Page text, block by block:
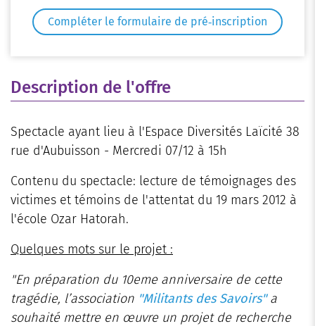
Description de l'offre
Spectacle ayant lieu à l'Espace Diversités Laïcité 38
rue d'Aubuisson - Mercredi 07/12 à 15h
Contenu du spectacle: lecture de témoignages des
victimes et témoins de l'attentat du 19 mars 2012 à
l'école Ozar Hatorah.
Quelques mots sur le projet :
"En préparation du 10eme anniversaire de cette
tragédie, l’association "Militants des Savoirs"a
souhaité mettre en œuvre un projet de recherche
Compléter le formulaire de pré‑inscription